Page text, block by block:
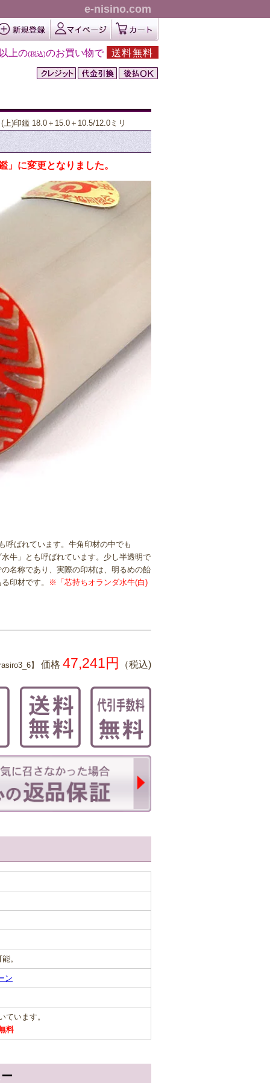
e-nisino.com
上の(税込)のお買い物で 送料無料
上)印鑑 18.0＋15.0＋10.5/12.0ミリ
に変更となりました。
呼ばれています。牛角印材の中でも
牛」とも呼ばれています。少し半透明で
名称であり、実際の印材は、明るめの飴
印材です。
※「芯持ちオランダ水牛(白)
】 価格 47,241円 （税込)
。
ン
ています。
料